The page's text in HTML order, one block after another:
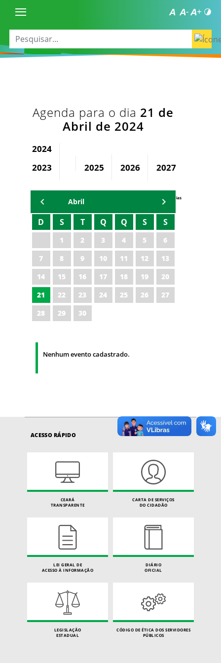
Agenda para o dia 21 de
Abril de 2024
2024
2023
2025 2026 2027
Agenda Secretárias
Abril
D S T Q Q S S
1 2 3 4 5
6
7
8 9 10 11 12
13
14
15 16 17 18 19
20
21
22 23 24 25 26
27
28
29 30
Nenhum evento cadastrado.
ACESSO RÁPIDO
CEARÁ
TRANSPARENTE
CARTA DE SERVIÇOS
DO CIDADÃO
LEI GERAL DE
ACESSO À INFORMAÇÃO
DIÁRIO
OFICIAL
LEGISLAÇÃO
ESTADUAL
CÓDIGO DE ÉTICA DOS SERVIDORES
PÚBLICOS